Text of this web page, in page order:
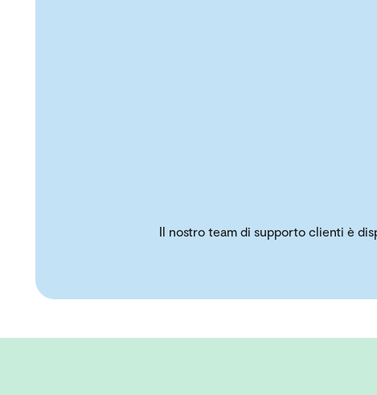
Il nostro team di supporto clienti è